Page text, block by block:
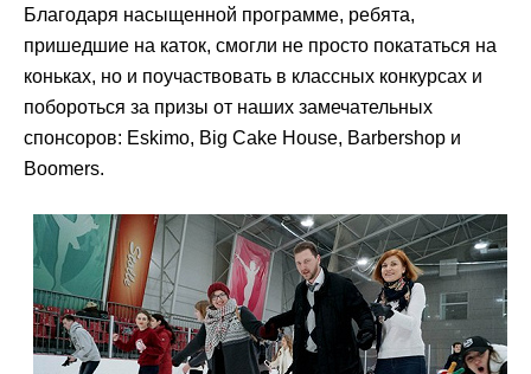
Благодаря насыщенной программе, ребята,
пришедшие на каток, смогли не просто покататься на
коньках, но и поучаствовать в классных конкурсах и
побороться за призы от наших замечательных
спонсоров: Eskimo, Big Cake House, Barbershop и
Boomers.